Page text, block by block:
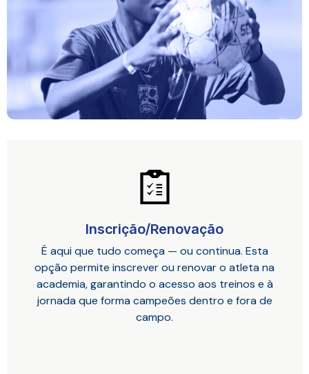
Inscrição/Renovação
É aqui que tudo começa — ou continua. Esta
opção permite inscrever ou renovar o atleta na
academia, garantindo o acesso aos treinos e à
jornada que forma campeões dentro e fora de
campo.